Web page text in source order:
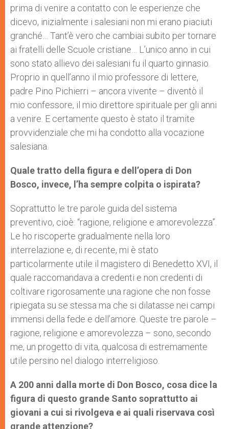
prima di venire a contatto con le esperienze che
dicevo, inizialmente i salesiani non mi erano piaciuti
granché… Tant’è vero che cambiai subito per tornare
ai fratelli delle Scuole cristiane… L’unico anno in cui
sono stato allievo dei salesiani fu il quarto ginnasio.
Proprio in quell’anno il mio professore di lettere,
padre Pino Pichierri – ancora vivente – diventò il
mio confessore, il mio direttore spirituale per gli anni
a venire. E certamente questo è stato il tramite
provvidenziale che mi ha condotto alla vocazione
salesiana.
Quale tratto della figura e dell’opera di Don
Bosco, invece, l’ha sempre colpita o ispirata?
Soprattutto le tre parole guida del sistema
preventivo, cioè: “ragione, religione e amorevolezza”.
Le ho riscoperte gradualmente nella loro
interrelazione e, di recente, mi è stato
particolarmente utile il magistero di Benedetto XVI, il
quale raccomandava a credenti e non credenti di
coltivare rigorosamente una ragione che non fosse
ripiegata su se stessa ma che si dilatasse nei campi
immensi della fede e dell’amore. Queste tre parole –
ragione, religione e amorevolezza – sono, secondo
me, un progetto di vita, qualcosa di estremamente
utile persino nel dialogo interreligioso.
A 200 anni dalla morte di Don Bosco, cosa dice la
figura di questo grande Santo soprattutto ai
giovani a cui si rivolgeva e ai quali riservava così
grande attenzione?